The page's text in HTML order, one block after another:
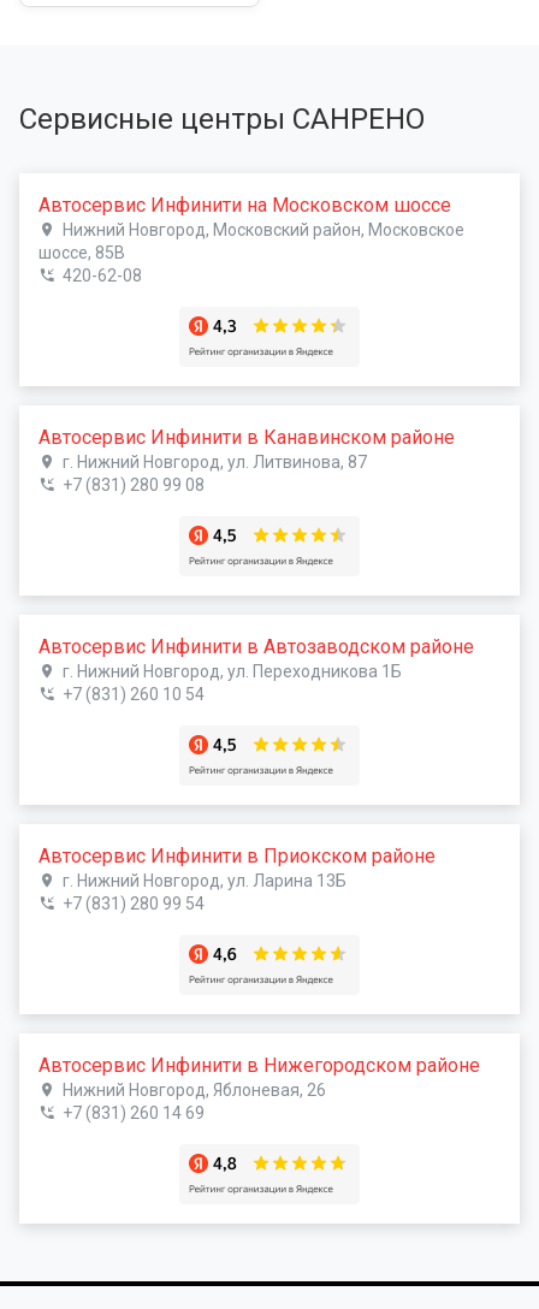
Сервисные центры САНРЕНО
Автосервис Инфинити на Московском шоссе
Нижний Новгород, Московский район, Московское
шоссе, 85В
420-62-08
Автосервис Инфинити в Канавинском районе
г. Нижний Новгород, ул. Литвинова, 87
+7 (831) 280 99 08
Автосервис Инфинити в Автозаводском районе
г. Нижний Новгород, ул. Переходникова 1Б
+7 (831) 260 10 54
Автосервис Инфинити в Приокском районе
г. Нижний Новгород, ул. Ларина 13Б
+7 (831) 280 99 54
Автосервис Инфинити в Нижегородском районе
Нижний Новгород, Яблоневая, 26
+7 (831) 260 14 69